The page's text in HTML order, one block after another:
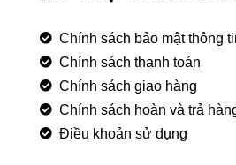
Chính sách bảo mật thông
Chính sách thanh toán
Chính sách giao hàng
Chính sách hoàn và trả
Điều khoản sử dụng